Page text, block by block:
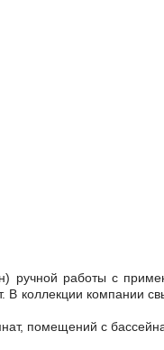
ручной работы с
коллекции компании
помещений с